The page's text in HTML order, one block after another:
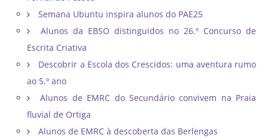
Semana Ubuntu inspira alunos do PAE25
Alunos da EBSO distinguidos no 26.º Concurso de
Escrita Criativa
Descobrir a Escola dos Crescidos: uma aventura rumo
ao 5.º ano
Alunos de EMRC do Secundário convivem na Praia
fluvial de Ortiga
Alunos de EMRC à descoberta das Berlengas